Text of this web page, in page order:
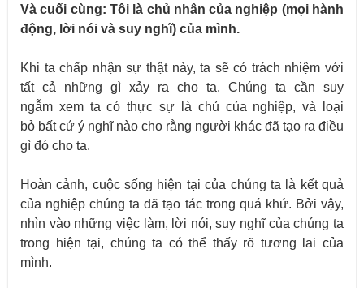
Và cuối cùng: Tôilà chủ nhân của nghiệp (mọi hành
động, lời nói và suy nghĩ) của mình.
Khi ta chấp nhận sự thật này, ta sẽ có trách nhiệm với
tất cả những gì xảy ra cho ta. Chúng ta cần suy
ngẫm xem ta có thực sự là chủ của nghiệp, và loại
bỏ bất cứ ý nghĩ nào cho rằng người khác đã tạo ra điều
gì đó cho ta.
Hoàn cảnh, cuộc sống hiện tại của chúng ta là kết quả
của nghiệp chúng ta đã tạo tác trong quá khứ. Bởi vậy,
nhìn vào những việc làm, lời nói, suy nghĩ của chúng ta
trong hiện tại, chúng ta có thể thấy rõ tương lai của
mình.